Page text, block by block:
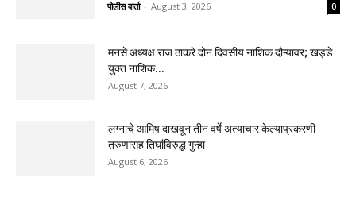
पोलीस वार्ता - August 3, 2026 0
मनसे अध्यक्ष राज ठाकरे दोन दिवसीय नाशिक दौऱ्यावर; खड्डे
युक्त नाशिक...
August 7, 2026
लग्नाचे आमिष दाखवून तीन वर्षे अत्याचार केल्याप्रकरणी
तरुणासह तिघांविरुद्ध गुन्हा
August 6, 2026